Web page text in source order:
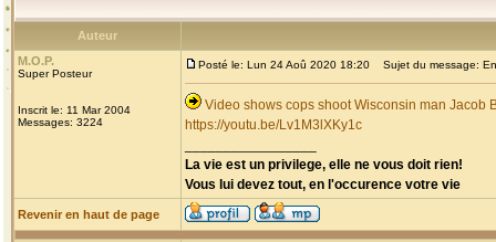
Auteur
M.O.P.
Super Posteur
Inscrit le: 11 Mar 2004
Messages: 3224
Posté le: Lun 24 Aoû 2020 18:20 Sujet du message:
Video shows cops shoot Wisconsin man Jacob
https://youtu.be/Lv1M3lXKy1c
La vie est un privilege, elle ne vous doit rien!
Vous lui devez tout, en l'occurence votre vie
Revenir en haut de page